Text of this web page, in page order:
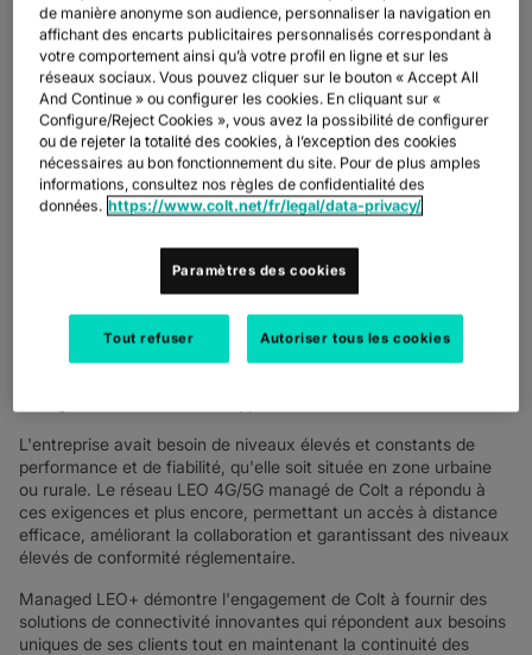
difficiles d'accès, telles que les sites de production et de vente
au détail.
Ce nouveau service complète la connectivité fibre de Colt en
offrant aux entreprises d'autres options de secours pour leur
infrastructure. Il est idéal pour les organisations qui souhaitent
un déploiement rapide*.
Managed LEO+ est lancé après des essais concluants avec une
société biopharmaceutique internationale qui exerce ses
activités dans 30 pays, dont certains sites sont situés dans des
zones rurales auparavant mal desservies par les fournisseurs de
réseaux. L'entreprise avait besoin d'une infrastructure
numérique sécurisée, durable et à l'épreuve du temps pour
connecter et intégrer ses opérations, pour exécuter des outils et
des applications et pour partager des données entre les sites
L'entreprise avait besoin de niveaux élevés et constants de
performance et de fiabilité, qu'elle soit située en zone urbaine
ou rurale. Le réseau LEO 4G/5G managé de Colt a répondu à
ces exigences et plus encore, permettant un accès à distance
efficace, améliorant la collaboration et garantissant des niveaux
élevés de conformité réglementaire.
Managed LEO+ démontre l'engagement de Colt à fournir des
solutions de connectivité innovantes qui répondent aux besoins
uniques de ses clients tout en maintenant la continuité des
de manière anonyme son audience, personnaliser la navigation en
affichant des encarts publicitaires personnalisés correspondant à
votre comportement ainsi qu’à votre profil en ligne et sur les
réseaux sociaux. Vous pouvez cliquer sur le bouton « Accept All
And Continue » ou configurer les cookies. En cliquant sur «
Configure/Reject Cookies », vous avez la possibilité de configurer
ou de rejeter la totalité des cookies, à l’exception des cookies
nécessaires au bon fonctionnement du site. Pour de plus amples
informations, consultez nos règles de confidentialité des
données. https://www.colt.net/fr/legal/data-privacy/
Paramètres des cookies
Tout refuser Autoriser tous les cookies